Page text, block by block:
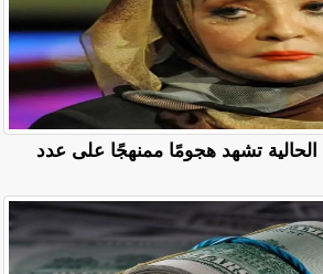
الحالية تشهد هجومًا ممنهجًا على عدد